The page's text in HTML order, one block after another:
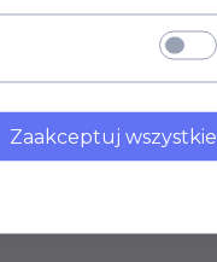
Zaakceptuj wszystkie